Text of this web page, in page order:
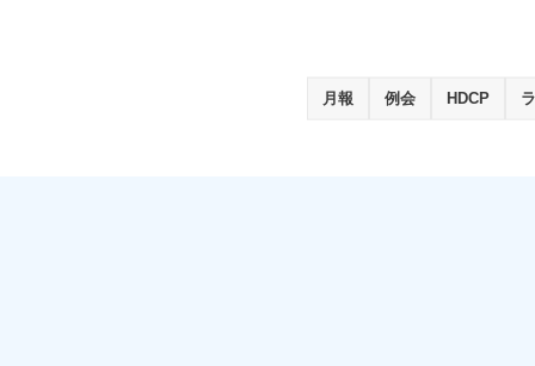
月報 例会 HDCP